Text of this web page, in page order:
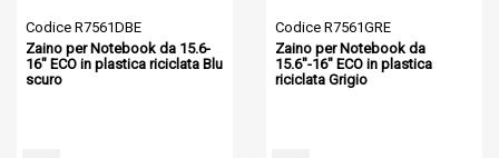
Codice R7561DBE
Zaino per Notebook da 15.6-
16" ECO in plastica riciclata Blu
scuro
Codice R7561GRE
Zaino per Notebook da
15.6"-16" ECO in plastica
riciclata Grigio